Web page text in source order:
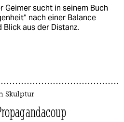
Geimer sucht in seinem Buch
nach einer Balance
aus der Distanz.
Skulptur